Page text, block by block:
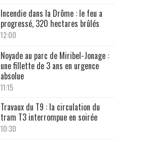
Incendie dans la Drôme : le feu a
progressé, 320 hectares brûlés
12:00
Noyade au parc de Miribel-Jonage :
une fillette de 3 ans en urgence
absolue
11:15
Travaux du T9 : la circulation du
tram T3 interrompue en soirée
10:30